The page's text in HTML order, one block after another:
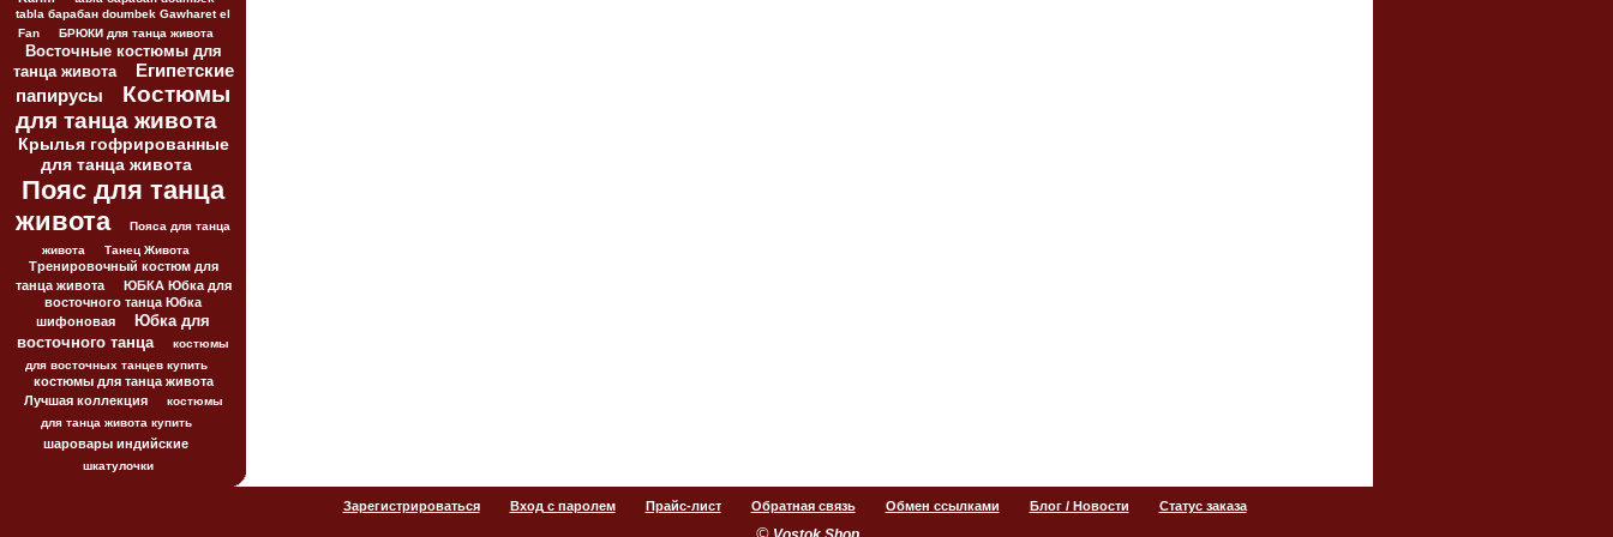
tabla барабан doumbek Gawharet el
Fan
БРЮКИ для танца живота
Восточные костюмы для
танца живота
Египетские
папирусы
Костюмы
для танца живота
Крылья гофрированные
для танца живота
Пояс для танца
живота
Пояса для танца
живота
Танец Живота
Тренировочный костюм для
танца живота
ЮБКА Юбка для
восточного танца Юбка
шифоновая
Юбка для
восточного танца
костюмы
для восточных танцев купить
костюмы для танца живота
Лучшая коллекция
костюмы
для танца живота купить
шаровары индийские
шкатулочки
Зарегистрироваться Вход с паролем Прайс-лист Обратная связь Обмен ссылками Блог / Новости Статус заказа